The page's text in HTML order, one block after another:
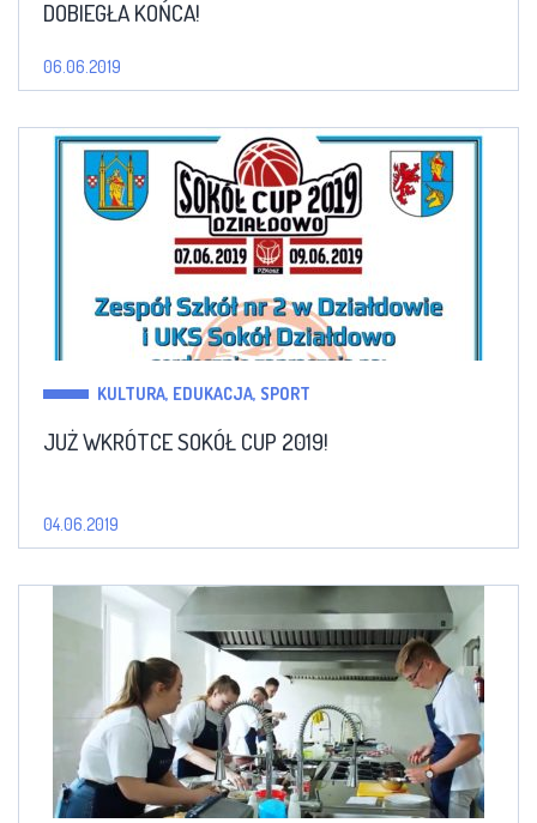
DOBIEGŁA KOŃCA!
06.06.2019
KULTURA, EDUKACJA, SPORT
JUŻ WKRÓTCE SOKÓŁ CUP 2019!
04.06.2019